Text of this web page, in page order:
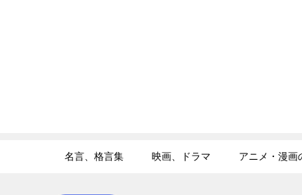
名言、格言集 映画、ドラマ アニメ・漫画